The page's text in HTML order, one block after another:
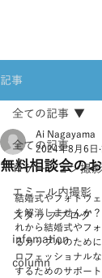
記事
全ての記事
ロケーション撮影
エミール内撮影
スタッフブログ
infomation
column
全ての記事
無料相談会の
Ai Nagayama
2024年8月6日
結婚式やフォトウ
を解消しませんか
れから結婚式やフ
るカップルのため
ロフェッショナル
するためのサポー